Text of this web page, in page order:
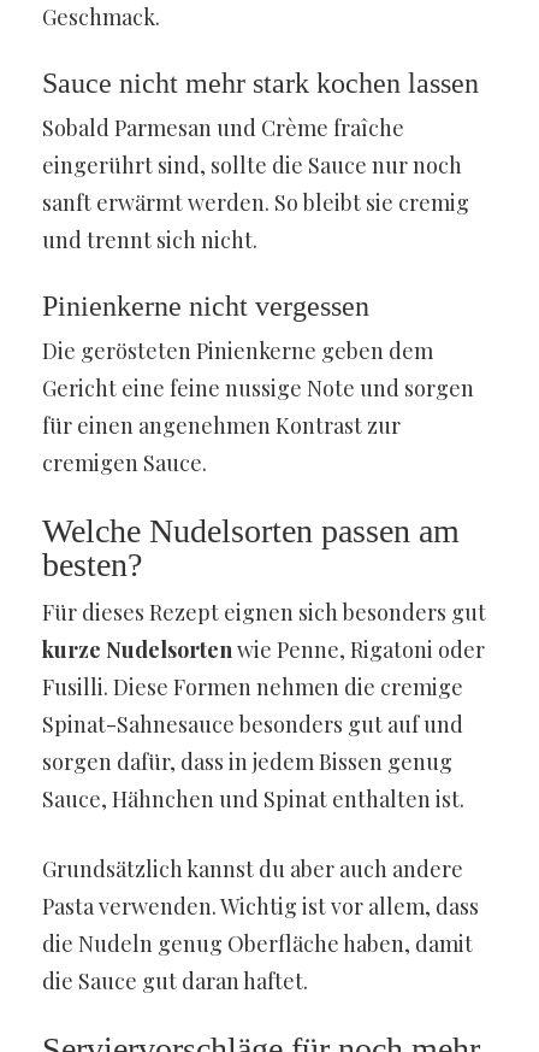
Geschmack.
Sauce nicht mehr stark kochen lassen
Sobald Parmesan und Crème fraîche
eingerührt sind, sollte die Sauce nur noch
sanft erwärmt werden. So bleibt sie cremig
und trennt sich nicht.
Pinienkerne nicht vergessen
Die gerösteten Pinienkerne geben dem
Gericht eine feine nussige Note und sorgen
für einen angenehmen Kontrast zur
cremigen Sauce.
Welche Nudelsorten passen am
besten?
Für dieses Rezept eignen sich besonders gut
kurze Nudelsorten wie Penne, Rigatoni oder
Fusilli. Diese Formen nehmen die cremige
Spinat-Sahnesauce besonders gut auf und
sorgen dafür, dass in jedem Bissen genug
Sauce, Hähnchen und Spinat enthalten ist.
Grundsätzlich kannst du aber auch andere
Pasta verwenden. Wichtig ist vor allem, dass
die Nudeln genug Oberfläche haben, damit
die Sauce gut daran haftet.